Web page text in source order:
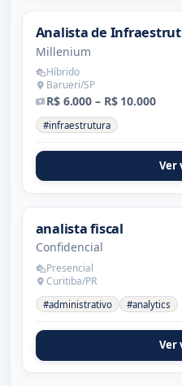
Analista de
Millenium
Híbrido
Barueri/SP
R$ 6.000 – R$ 10.000
#infraestrutura
Ver
analista fiscal
Confidencial
Presencial
Curitiba/PR
#administrativo #analytics
Ver